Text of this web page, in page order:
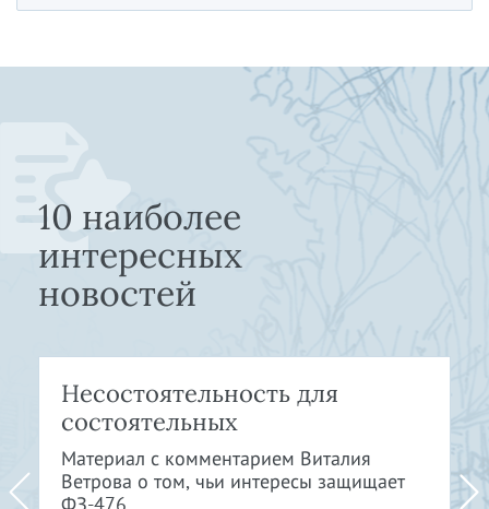
10 наиболее
интересных
новостей
Несостоятельность для
состоятельных
Материал с комментарием Виталия
Ветрова о том, чьи интересы защищает
ФЗ-476